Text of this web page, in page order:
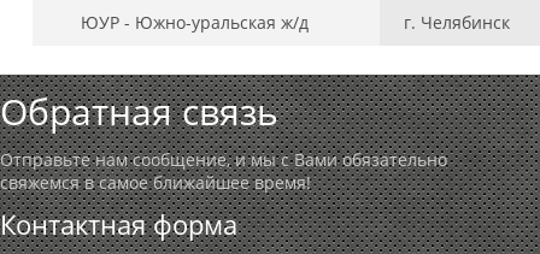
ЮУР - Южно-уральская ж/д г. Челябинск
Обратная связь
Отправьте нам сообщение, и мы с Вами обязательно
свяжемся в самое ближайшее время!
Контактная форма